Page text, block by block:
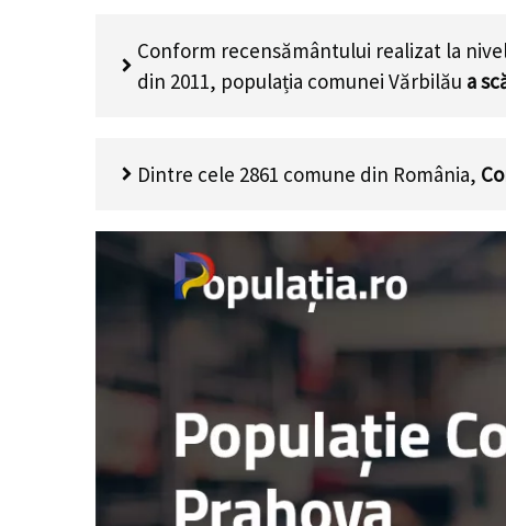
Conform recensământului realizat la
din 2011, populația comunei Vărbilău a
Dintre cele 2861 comune din România,